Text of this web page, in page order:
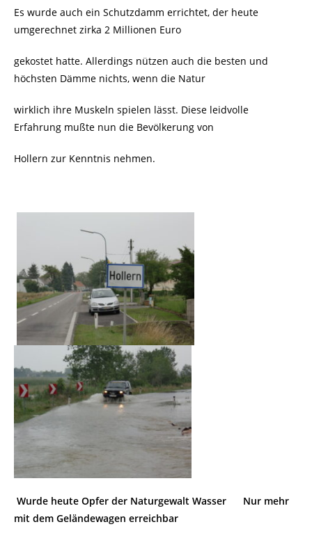
Es wurde auch ein Schutzdamm errichtet, der heute
umgerechnet zirka 2 Millionen Euro
gekostet hatte. Allerdings nützen auch die besten und
höchsten Dämme nichts, wenn die Natur
wirklich ihre Muskeln spielen lässt. Diese leidvolle
Erfahrung mußte nun die Bevölkerung von
Hollern zur Kenntnis nehmen.
Wurde heute Opfer der Naturgewalt Wasser Nur mehr
mit dem Geländewagen erreichbar